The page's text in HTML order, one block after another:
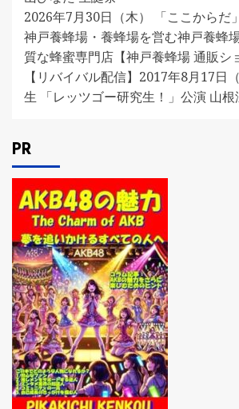
2026年7月30日（木） 「ここからだ
神戸養蜂場・養蜂場を営む神戸養蜂
質な蜂蜜専門店【神戸養蜂場 通販シ
【リバイバル配信】2017年8月17日
生 「レッツゴー研究生！」公演 山根
PR